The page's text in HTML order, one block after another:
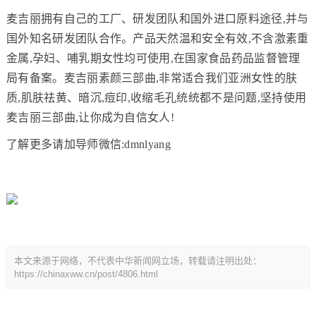
麦吉丽拥有自己的工厂、研发团队和国外进口原料途径,并与
国外知名研发团队合作。产品天然温和安全有效,不含激素重
金属,孕妇、哺乳期女性均可使用,在国家食品药品监督管理
局有备案。麦吉丽素颜三部曲,非常适合我们亚洲女性的肤
质,肌肤祛黄、暗沉,痘印,收缩毛孔统统都不是问题,坚持使用
麦吉丽三部曲,让你成为自信女人!
了解更多请加导师微信:dmnlyang
本文来源于网络，不代表中华新闻网立场，转载请注明出处：
https://chinaxww.cn/post/4806.html